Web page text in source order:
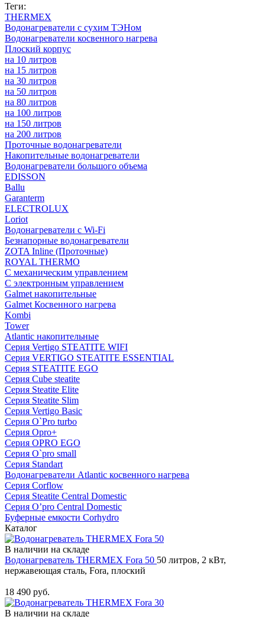
Теги:
THERMEX
Водонагреватели с сухим ТЭНом
Водонагреватели косвенного нагрева
Плоский корпус
на 10 литров
на 15 литров
на 30 литров
на 50 литров
на 80 литров
на 100 литров
на 150 литров
на 200 литров
Проточные водонагреватели
Накопительные водонагреватели
Водонагреватели большого объема
EDISSON
Ballu
Garanterm
ELECTROLUX
Loriot
Водонагреватели с Wi-Fi
Безнапорные водонагреватели
ZOTA Inline (Проточные)
ROYAL THERMO
С механическим управлением
С электронным управлением
Galmet накопительные
Galmet Косвенного нагрева
Kombi
Tower
Atlantic накопительные
Серия Vertigo STEATITE WIFI
Серия VERTIGO STEATITE ESSENTIAL
Серия STEATITE EGO
Серия Cube steatite
Серия Steatite Elite
Серия Steatite Slim
Серия Vertigo Basic
Серия O`Pro turbo
Серия Opro+
Серия OPRO EGO
Серия O`pro small
Серия Standart
Водонагреватели Atlantic косвенного нагрева
Серия Corflow
Серия Steatite Central Domestic
Серия O’pro Central Domestic
Буферные емкости Corhydro
Каталог
В наличии на складе
Водонагреватель THERMEX Fora 50 50 литров, 2 кВт,
нержавеющая сталь, Fora, плоский
18 490 руб.
В наличии на складе